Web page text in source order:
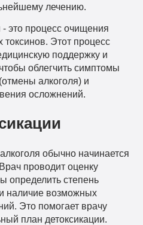
лечению.
- это процесс очищения
токсинов. Этот процесс
поддержку и
облегчить симптомы
алкоголя) и
осложнений.
обычно начинается
проводит оценку
определить степень
наличие возможных
Это помогает врачу
план детоксикации.